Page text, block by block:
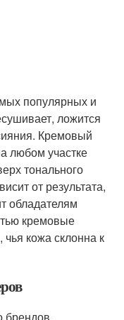
популярных и
ложится
Кремовый
любом участке
тонального
от результата,
обладателям
кремовые
кожа склонна к